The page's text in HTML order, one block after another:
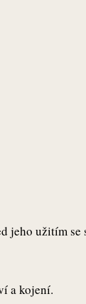
jeho užitím
a kojení.